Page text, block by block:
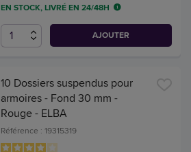
EN STOCK, LIVRÉ EN 24/48H
AJOUTER
10 Dossiers suspendus pour
armoires - Fond 30 mm -
Rouge - ELBA
Référence : 19315319